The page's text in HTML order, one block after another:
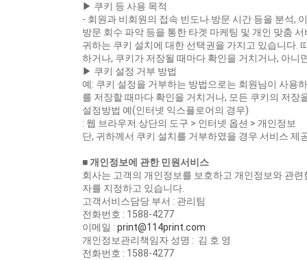
▶ 쿠키 등 사용 목적
- 회원과 비회원의 접속 빈도나 방문 시간 등을 분석,
방문 회수 파악 등을 통한 타겟 마케팅 및 개인 맞춤
귀하는 쿠키 설치에 대한 선택권을 가지고 있습니다.
하거나, 쿠키가 저장될 때마다 확인을 거치거나, 아니
▶ 쿠키 설정 거부 방법
예: 쿠키 설정을 거부하는 방법으로는 회원님이 사용
를 저장할 때마다 확인을 거치거나, 모든 쿠키의 저장
설정방법 예(인터넷 익스플로어의 경우)
: 웹 브라우저 상단의 도구 > 인터넷 옵션 > 개인정보
단, 귀하께서 쿠키 설치를 거부하였을 경우 서비스 제
■ 개인정보에 관한 민원서비스
회사는 고객의 개인정보를 보호하고 개인정보와 관
자를 지정하고 있습니다.
고객서비스담당 부서 : 관리팀
전화번호 : 1588-4277
이메일 : print@114print.com
개인정보관리책임자 성명 : 김 호 영
전화번호 : 1588-4277